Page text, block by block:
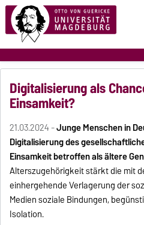
Digitalisierung als
Einsamkeit?
21.03.2024 -Junge Menschen in
Digitalisierung des
Einsamkeit betroffen als ältere
Alterszugehörigkeit stärkt die mit
einhergehende Verlagerung der
Medien soziale Bindungen,
Isolation.